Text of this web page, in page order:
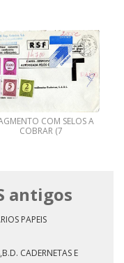
COM SELOS A
COBRAR (7
antigos
PAPEIS
CADERNETAS E